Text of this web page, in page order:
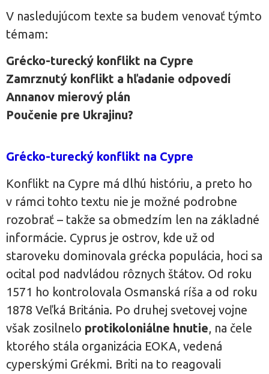
V nasledujúcom texte sa budem venovať týmto
témam:
Grécko-turecký konflikt na Cypre
Zamrznutý konflikt a hľadanie odpovedí
Annanov mierový plán
Poučenie pre Ukrajinu?
Grécko-turecký konflikt na Cypre
Konflikt na Cypre má dlhú históriu, a preto ho
v rámci tohto textu nie je možné podrobne
rozobrať – takže sa obmedzím len na základné
informácie. Cyprus je ostrov, kde už od
staroveku dominovala grécka populácia, hoci sa
ocital pod nadvládou rôznych štátov. Od roku
1571 ho kontrolovala Osmanská ríša a od roku
1878 Veľká Británia. Po druhej svetovej vojne
však zosilnelo protikoloniálne hnutie, na čele
ktorého stála organizácia EOKA, vedená
cyperskými Grékmi. Briti na to reagovali